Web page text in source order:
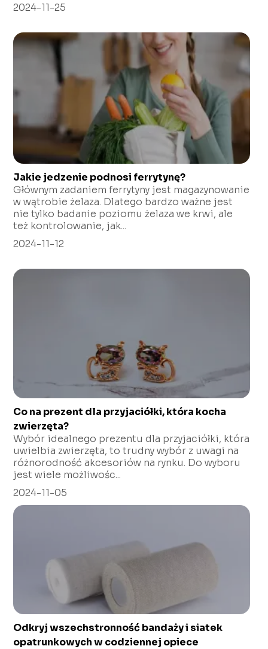
2024-11-25
Jakie jedzenie podnosi ferrytynę?
Głównym zadaniem ferrytyny jest magazynowanie
w wątrobie żelaza. Dlatego bardzo ważne jest
nie tylko badanie poziomu żelaza we krwi, ale
też kontrolowanie, jak...
2024-11-12
Co na prezent dla przyjaciółki, która kocha
zwierzęta?
Wybór idealnego prezentu dla przyjaciółki, która
uwielbia zwierzęta, to trudny wybór z uwagi na
różnorodność akcesoriów na rynku. Do wyboru
jest wiele możliwośc...
2024-11-05
Odkryj wszechstronność bandaży i siatek
opatrunkowych w codziennej opiece